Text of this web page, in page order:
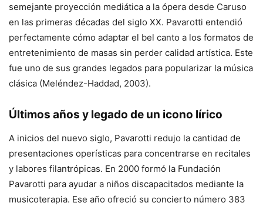
semejante proyección mediática a la ópera desde Caruso
en las primeras décadas del siglo XX. Pavarotti entendió
perfectamente cómo adaptar el bel canto a los formatos de
entretenimiento de masas sin perder calidad artística. Este
fue uno de sus grandes legados para popularizar la música
clásica (Meléndez-Haddad, 2003).
Últimos años y legado de un icono lírico
A inicios del nuevo siglo, Pavarotti redujo la cantidad de
presentaciones operísticas para concentrarse en recitales
y labores filantrópicas. En 2000 formó la Fundación
Pavarotti para ayudar a niños discapacitados mediante la
musicoterapia. Ese año ofreció su concierto número 383